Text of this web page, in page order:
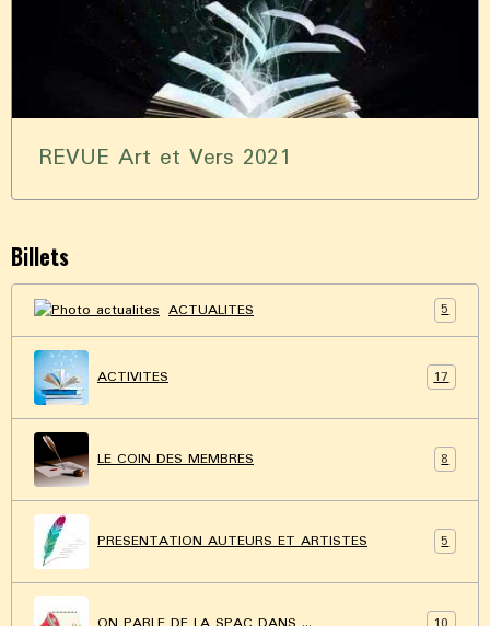
REVUE Art et Vers 2021
Billets
ACTUALITES 5
ACTIVITES 17
LE COIN DES MEMBRES 8
PRESENTATION AUTEURS ET ARTISTES 5